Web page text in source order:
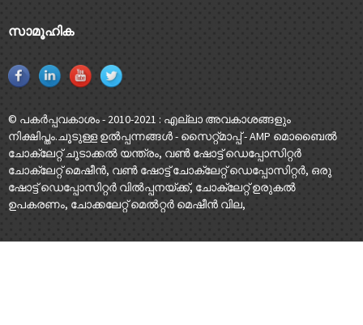
സാമൂഹിക
© പകർപ്പവകാശം - 2010-2021 : എല്ലാ അവകാശങ്ങളും
നിക്ഷിപ്തം.ചൂടുള്ള ഉൽപ്പന്നങ്ങൾ- സൈറ്റ്മാപ്പ്-AMP മൊബൈൽ
ചോക്ലേറ്റ് ചൂടാക്കൽ യന്ത്രം, വൺ ഷോട്ട് ഡെപ്പോസിറ്റർ
ചോക്ലേറ്റ് മെഷീൻ, വൺ ഷോട്ട് ചോക്ലേറ്റ് ഡെപ്പോസിറ്റർ, ഒരു
ഷോട്ട് ഡെപ്പോസിറ്റർ വിൽപ്പനയ്ക്ക്, ചോക്ലേറ്റ് ഉരുകൽ
ഉപകരണം, ചോക്കലേറ്റ് മെൽറ്റർ മെഷീൻ വില,